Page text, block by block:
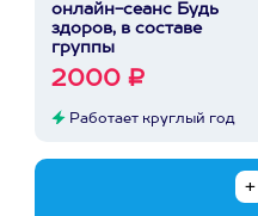
онлайн-сеанс Будь
здоров, в составе
группы
2000 ₽
Работает круглый год